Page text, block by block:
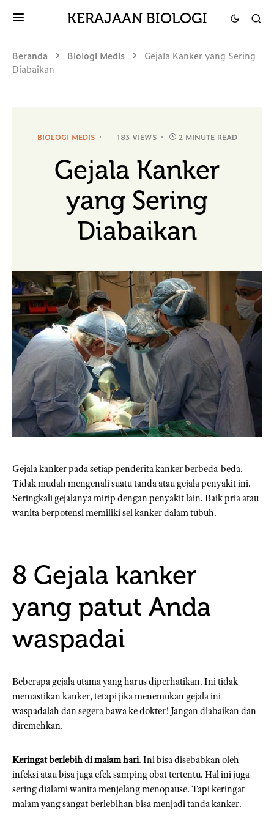
KERAJAAN BIOLOGI
Beranda Biologi Medis
Gejala Kanker yang Sering
Diabaikan
BIOLOGI MEDIS 183 VIEWS 2 MINUTE READ
Gejala Kanker
yang Sering
Diabaikan
Gejala kanker pada setiap penderitakankerberbeda-beda.
Tidak mudah mengenali suatu tanda atau gejala penyakit ini.
Seringkali gejalanya mirip dengan penyakit lain. Baik pria atau
wanita berpotensi memiliki sel kanker dalam tubuh.
8 Gejala kanker
yang patut Anda
waspadai
Beberapa gejala utama yang harus diperhatikan. Ini tidak
memastikan kanker, tetapi jika menemukan gejala ini
waspadalah dan segera bawa ke dokter! Jangan diabaikan dan
diremehkan.
Keringat berlebih di malam hari. Ini bisa disebabkan oleh
infeksi atau bisa juga efek samping obat tertentu. Hal ini juga
sering dialami wanita menjelang menopause. Tapi keringat
malam yang sangat berlebihan bisa menjadi tanda kanker.